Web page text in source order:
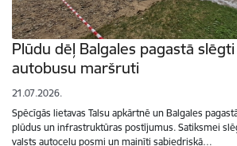
Plūdu dēļ Balgales pagastā
autobusu maršruti
21.07.2026.
Spēcīgās lietavas Talsu apkārtnē un Balgales
plūdus un infrastruktūras postījumus. Satiksmei
valsts autoceļu posmi un mainīti sabiedriskā…